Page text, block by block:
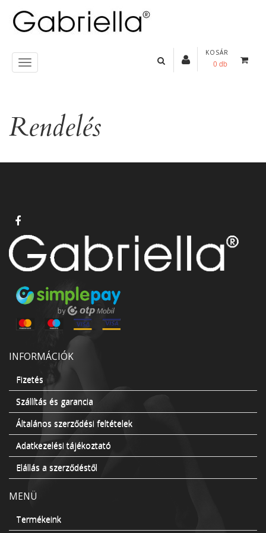
KOSÁR
0 db
Rendelés
INFORMÁCIÓK
Fizetés
Szállítás és garancia
Általános szerződési feltételek
Adatkezelési tájékoztató
Elállás a szerződéstől
MENÜ
Termékeink